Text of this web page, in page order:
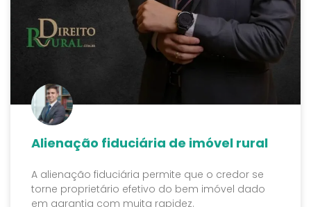
Alienação fiduciária de imóvel rural
A alienação fiduciária permite que o credor se
torne proprietário efetivo do bem imóvel dado
em garantia com muita rapidez.